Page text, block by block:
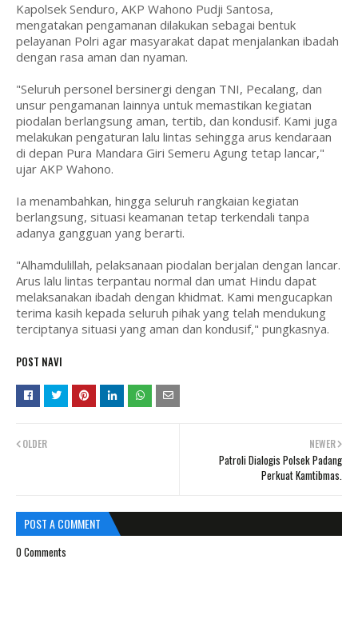
Kapolsek Senduro, AKP Wahono Pudji Santosa,
mengatakan pengamanan dilakukan sebagai bentuk
pelayanan Polri agar masyarakat dapat menjalankan ibadah
dengan rasa aman dan nyaman.
"Seluruh personel bersinergi dengan TNI, Pecalang, dan
unsur pengamanan lainnya untuk memastikan kegiatan
piodalan berlangsung aman, tertib, dan kondusif. Kami juga
melakukan pengaturan lalu lintas sehingga arus kendaraan
di depan Pura Mandara Giri Semeru Agung tetap lancar,"
ujar AKP Wahono.
Ia menambahkan, hingga seluruh rangkaian kegiatan
berlangsung, situasi keamanan tetap terkendali tanpa
adanya gangguan yang berarti.
"Alhamdulillah, pelaksanaan piodalan berjalan dengan lancar.
Arus lalu lintas terpantau normal dan umat Hindu dapat
melaksanakan ibadah dengan khidmat. Kami mengucapkan
terima kasih kepada seluruh pihak yang telah mendukung
terciptanya situasi yang aman dan kondusif," pungkasnya.
POST NAVI
NEWER
Patroli Dialogis Polsek Padang
Perkuat Kamtibmas.
OLDER
POST A COMMENT
0 Comments